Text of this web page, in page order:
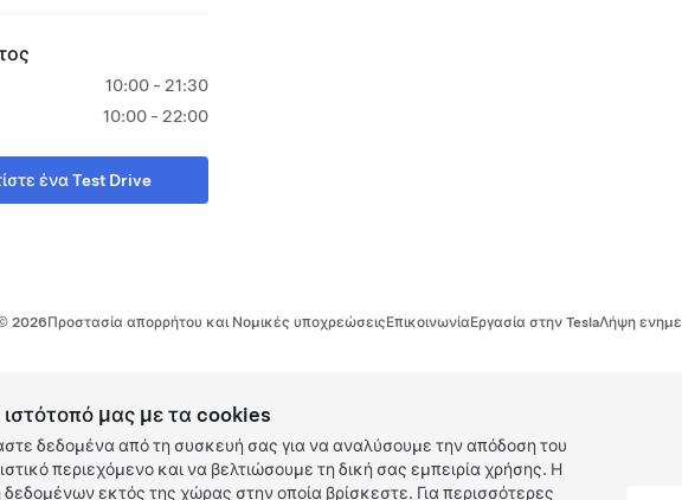
10:00 - 21:30
10:00 - 22:00
ένα Test Drive
2026Προστασία απορρήτου και Νομικές υποχρεώσειςΕπικοινωνίαΕργασία στην TeslaΛήψη
μας με τα cookies
δεδομένα από τη συσκευή σας για να αναλύσουμε την απόδοση του
περιεχόμενο και να βελτιώσουμε τη δική σας εμπειρία χρήσης. Η
εκτός της χώρας στην οποία βρίσκεστε. Για περισσότερες